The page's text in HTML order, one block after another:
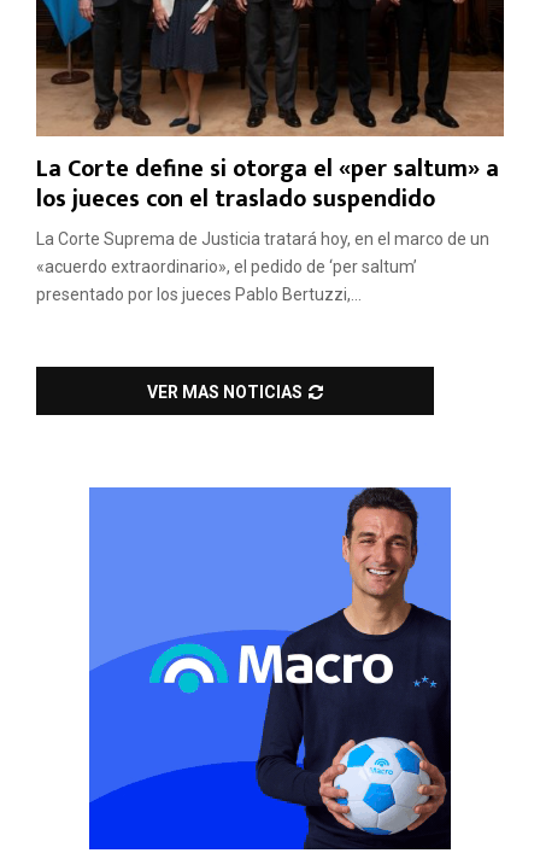
La Corte define si otorga el «per saltum» a
los jueces con el traslado suspendido
La Corte Suprema de Justicia tratará hoy, en el marco de un
«acuerdo extraordinario», el pedido de ‘per saltum’
presentado por los jueces Pablo Bertuzzi,...
VER MAS NOTICIAS